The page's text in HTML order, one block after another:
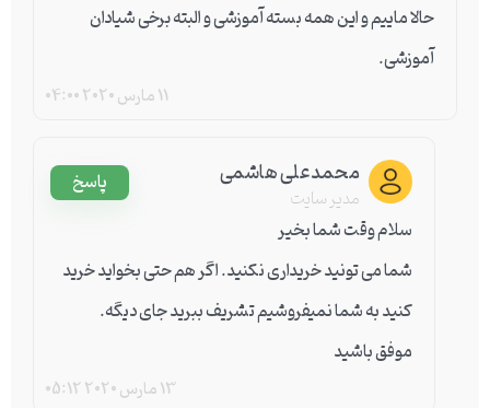
11 مارس 2020 04:00
حالا ماییم و این همه بسته آموزشی و البته برخی شیادان
آموزشی.
محمدعلی هاشمی
مدیر سایت
13 مارس 2020 05:12
سلام وقت شما بخیر
شما می تونید خریداری نکنید. اگر هم حتی بخواید خرید
کنید به شما نمیفروشیم تشریف ببرید جای دیگه.
موفق باشید
پاسخ